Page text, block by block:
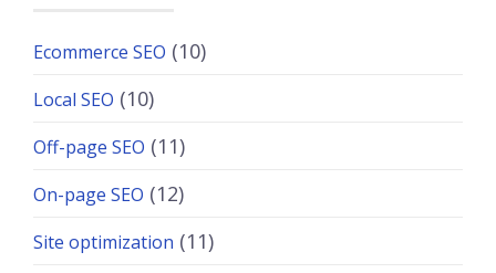
Ecommerce SEO (10)
Local SEO (10)
Off-page SEO (11)
On-page SEO (12)
Site optimization (11)